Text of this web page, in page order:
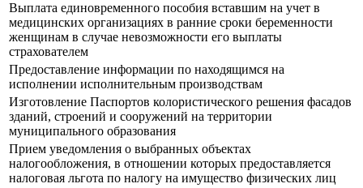
Выплата единовременного пособия вставшим на учет в
медицинских организациях в ранние сроки беременности
женщинам в случае невозможности его выплаты
страхователем
Предоставление информации по находящимся на
исполнении исполнительным производствам
Изготовление Паспортов колористического решения фасадов
зданий, строений и сооружений на территории
муниципального образования
Прием уведомления о выбранных объектах
налогообложения, в отношении которых предоставляется
налоговая льгота по налогу на имущество физических лиц